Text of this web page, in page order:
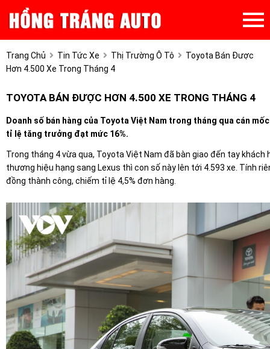
Trang Chủ Tin Tức Xe Thị Trường Ô Tô
Toyota Bán Được
Hơn 4.500 Xe Trong Tháng 4
TOYOTA BÁN ĐƯỢC HƠN 4.500 XE TRONG THÁNG 4
Doanh số bán hàng của Toyota Việt Nam trong tháng qua cán
tỉ lệ tăng trưởng đạt mức 16%.
Trong tháng 4 vừa qua, Toyota Việt Nam đã bàn giao đến tay khách
thương hiệu hạng sang Lexus thì con số này lên tới 4.593 xe. Tính
đồng thành công, chiếm tỉ lệ 4,5% đơn hàng.